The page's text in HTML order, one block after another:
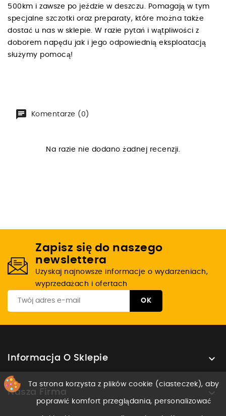
500km i zawsze po jeździe w deszczu. Pomagają w tym
specjalne szczotki oraz preparaty, które można także
dostać u nas w sklepie. W razie pytań i wątpliwości z
doborem napędu jak i jego odpowiednią eksploatacją
służymy pomocą!
Komentarze (0)
Na razie nie dodano żadnej recenzji.
Zapisz się do naszego
newslettera
Uzyskaj najnowsze informacje o wydarzeniach,
wyprzedażach i ofertach
Informacja O Sklepie 
Nasza Firma 
Ta strona korzysta z plików cookie (ciasteczek), aby
poprawić komfort przeglądania, personalizować